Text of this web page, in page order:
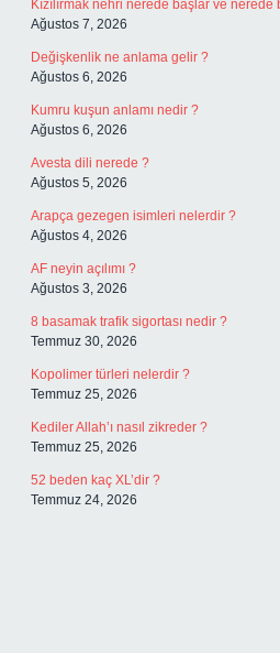
Kızılırmak nehri nerede başlar ve nerede
Ağustos 7, 2026
Değişkenlik ne anlama gelir ?
Ağustos 6, 2026
Kumru kuşun anlamı nedir ?
Ağustos 6, 2026
Avesta dili nerede ?
Ağustos 5, 2026
Arapça gezegen isimleri nelerdir ?
Ağustos 4, 2026
AF neyin açılımı ?
Ağustos 3, 2026
8 basamak trafik sigortası nedir ?
Temmuz 30, 2026
Kopolimer türleri nelerdir ?
Temmuz 25, 2026
Kediler Allah’ı nasıl zikreder ?
Temmuz 25, 2026
52 beden kaç XL’dir ?
Temmuz 24, 2026